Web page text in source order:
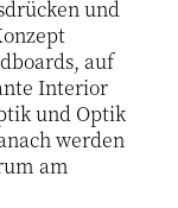
und
auf
Interior
und Optik
werden
am